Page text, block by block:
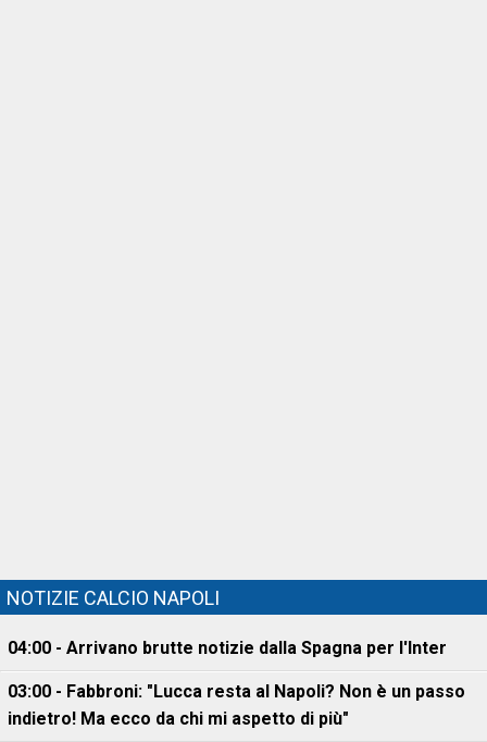
NOTIZIE CALCIO NAPOLI
04:00 - Arrivano brutte notizie dalla Spagna per l'Inter
03:00 - Fabbroni: "Lucca resta al Napoli? Non è un passo
indietro! Ma ecco da chi mi aspetto di più"